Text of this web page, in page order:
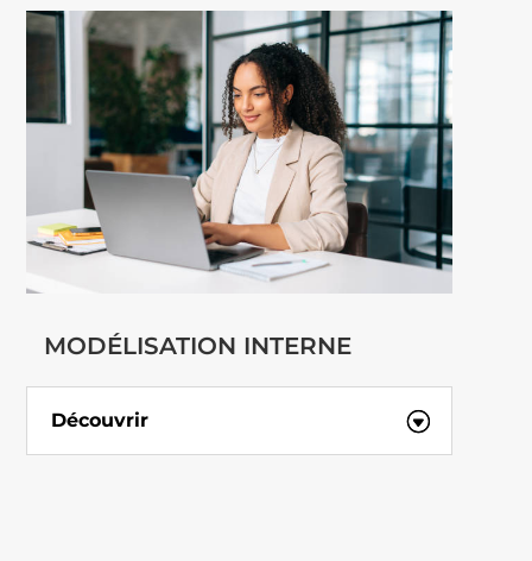
MODÉLISATION INTERNE
Découvrir